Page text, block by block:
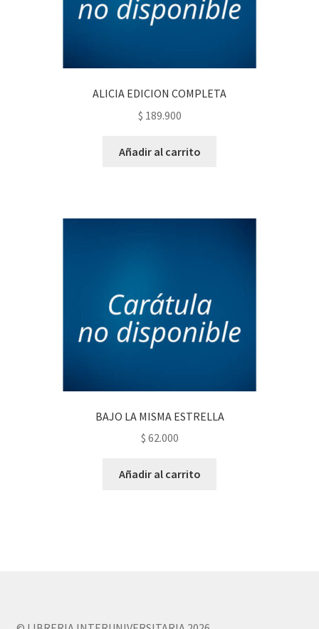
ALICIA EDICION COMPLETA
$ 189.900
Añadir al carrito
BAJO LA MISMA ESTRELLA
$ 62.000
Añadir al carrito